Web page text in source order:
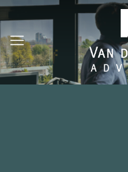
Ga
inhoud